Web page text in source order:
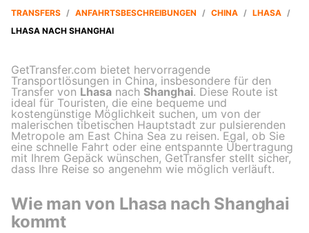
TRANSFERS / ANFAHRTSBESCHREIBUNGEN / CHINA / LHASA /
LHASA NACH SHANGHAI
GetTransfer.com bietet hervorragende
Transportlösungen in China, insbesondere für den
Transfer von Lhasa nach Shanghai. Diese Route ist
ideal für Touristen, die eine bequeme und
kostengünstige Möglichkeit suchen, um von der
malerischen tibetischen Hauptstadt zur pulsierenden
Metropole am East China Sea zu reisen. Egal, ob Sie
eine schnelle Fahrt oder eine entspannte Übertragung
mit Ihrem Gepäck wünschen, GetTransfer stellt sicher,
dass Ihre Reise so angenehm wie möglich verläuft.
Wie man von Lhasa nach Shanghai
kommt